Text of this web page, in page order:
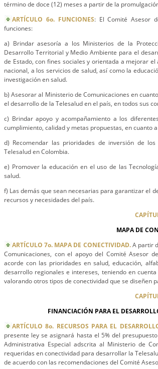
término de doce (12) meses a partir de la
ARTÍCULO 6o. FUNCIONES: El Comité Asesor
funciones:
a) Brindar asesoría a los Ministerios de la
Desarrollo Territorial y Medio Ambiente para el
de Estado, con fines sociales y orientada a mejorar
nacional, a los servicios de salud, así como la
investigación en salud.
b) Asesorar al Ministerio de Comunicaciones en
el desarrollo de la Telesalud en el país, en todos sus
c) Brindar apoyo y acompañamiento a los
cumplimiento, calidad y metas propuestas, en cuanto
d) Recomendar las prioridades de inversión de
Telesalud en Colombia.
e) Promover la educación en el uso de las
salud.
f) Las demás que sean necesarias para garantizar el
recursos y necesidades del país.
MAPA DE
ARTÍCULO 7o. MAPA DE CONECTIVIDAD.A partir
Comunicaciones, con el apoyo del Comité Asesor
acorde con las prioridades en salud, educación,
desarrollo regionales e intereses, teniendo en
valorando otros tipos de conectividad que se diseñen
FINANCIACIÓN PARA EL
ARTÍCULO 8o. RECURSOS PARA EL
presente ley se asignará hasta el 5% del
Administrativa Especial adscrita al Ministerio de
requeridas en conectividad para desarrollar la
de acuerdo con las recomendaciones del Comité